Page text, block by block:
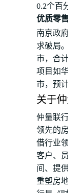
0.2个百
优质零
南京政
求破局
市，合
项目如
市，预
关于
仲量联
领先的
借行业
客户、
间、提
重塑房